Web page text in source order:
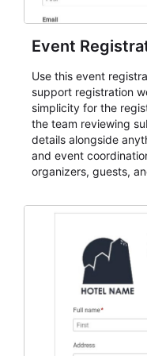
Event
Use this event
support registration
simplicity for the
the team reviewing
details alongside
and event
organizers, guests,
and participant
student enrollment,
event intake, and
keep responses
evaluate
cleaner registration